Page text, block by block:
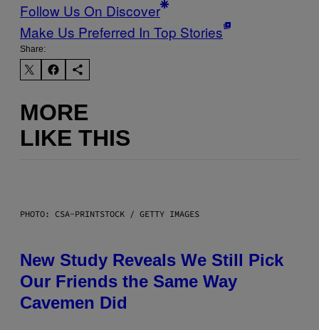
Follow Us On Discover
Make Us Preferred In Top Stories
Share:
MORE
LIKE THIS
PHOTO: CSA-PRINTSTOCK / GETTY IMAGES
New Study Reveals We Still Pick
Our Friends the Same Way
Cavemen Did